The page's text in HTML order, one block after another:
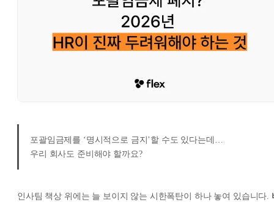
포괄임금제를 ‘명시적으로 금지’할 수도 있다는데…
우리 회사도 준비해야 할까요?
인사팀 책상 위에는 늘 보이지 않는 시한폭탄이 하나 놓여 있습니다.